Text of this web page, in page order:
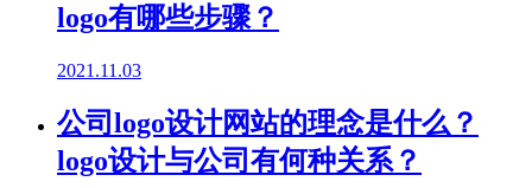
logo有哪些步骤？
2021.11.03
公司logo设计网站的理念是什么？
logo设计与公司有何种关系？